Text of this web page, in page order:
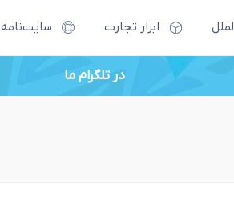
ابزار تجارت سایت‌نامه
در تلگرام ما